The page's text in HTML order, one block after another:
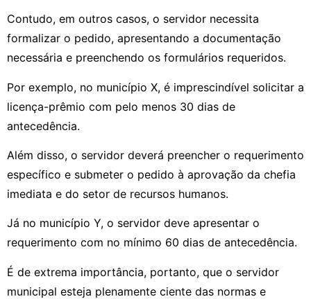
Contudo, em outros casos, o servidor necessita
formalizar o pedido, apresentando a documentação
necessária e preenchendo os formulários requeridos.
Por exemplo, no município X, é imprescindível solicitar a
licença-prêmio com pelo menos 30 dias de
antecedência.
Além disso, o servidor deverá preencher o requerimento
específico e submeter o pedido à aprovação da chefia
imediata e do setor de recursos humanos.
Já no município Y, o servidor deve apresentar o
requerimento com no mínimo 60 dias de antecedência.
É de extrema importância, portanto, que o servidor
municipal esteja plenamente ciente das normas e